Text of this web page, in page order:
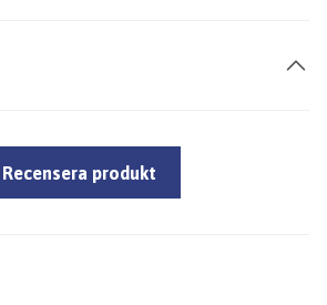
Recensera produkt